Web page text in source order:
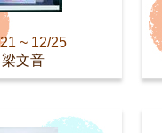
~ 12/25
梁文音